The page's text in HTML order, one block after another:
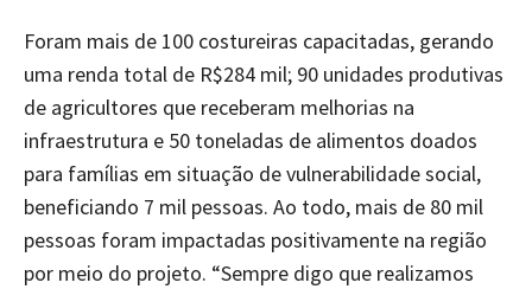
Foram mais de 100 costureiras capacitadas, gerando
uma renda total de R$284 mil; 90 unidades produtivas
de agricultores que receberam melhorias na
infraestrutura e 50 toneladas de alimentos doados
para famílias em situação de vulnerabilidade social,
beneficiando 7 mil pessoas. Ao todo, mais de 80 mil
pessoas foram impactadas positivamente na região
por meio do projeto. “Sempre digo que realizamos